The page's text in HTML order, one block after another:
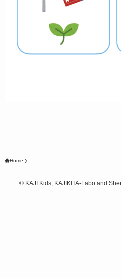
Home
©KAJI Kids, KAJIKITA-Labo and